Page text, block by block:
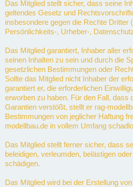
Das Mitglied stellt sicher, dass seine
geltendes Gesetz und
insbesondere gegen die Rechte Dritter
Persönlichkeits-, Urheber-,
Das Mitglied garantiert, Inhaber aller
seinen Inhalten zu sein und durch die
gesetzlichen Bestimmungen oder
Sollte das Mitglied nicht Inhaber der
garantiert er, die erforderlichen
erworben zu haben. Für den Fall, dass
Garantien verstößt, stellt er rag-
Bestimmungen von jeglicher Haftung
modellbau.de in vollem Umfang
Das Mitglied stellt ferner sicher, dass
beleidigen, verleumden, belästigen
schädigen.
Das Mitglied wird bei der Erstellung